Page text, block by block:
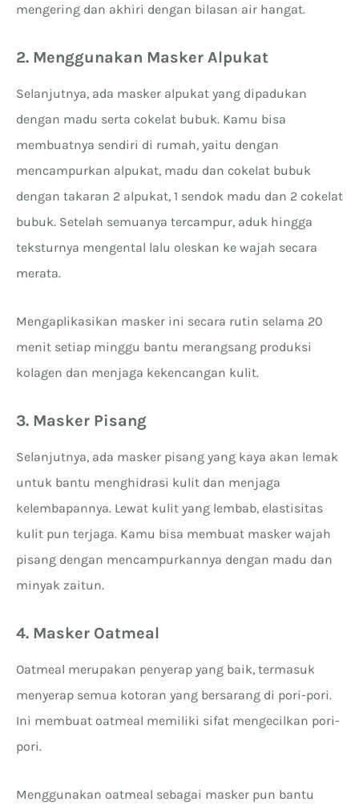
mengering dan akhiri dengan bilasan air hangat.
2. Menggunakan Masker Alpukat
Selanjutnya, ada masker alpukat yang dipadukan
dengan madu serta cokelat bubuk. Kamu bisa
membuatnya sendiri di rumah, yaitu dengan
mencampurkan alpukat, madu dan cokelat bubuk
dengan takaran 2 alpukat, 1 sendok madu dan 2 cokelat
bubuk. Setelah semuanya tercampur, aduk hingga
teksturnya mengental lalu oleskan ke wajah secara
merata.
Mengaplikasikan masker ini secara rutin selama 20
menit setiap minggu bantu merangsang produksi
kolagen dan menjaga kekencangan kulit.
3. Masker Pisang
Selanjutnya, ada masker pisang yang kaya akan lemak
untuk bantu menghidrasi kulit dan menjaga
kelembapannya. Lewat kulit yang lembab, elastisitas
kulit pun terjaga. Kamu bisa membuat masker wajah
pisang dengan mencampurkannya dengan madu dan
minyak zaitun.
4. Masker Oatmeal
Oatmeal merupakan penyerap yang baik, termasuk
menyerap semua kotoran yang bersarang di pori-pori.
Ini membuat oatmeal memiliki sifat mengecilkan pori-
pori.
Menggunakan oatmeal sebagai masker pun bantu